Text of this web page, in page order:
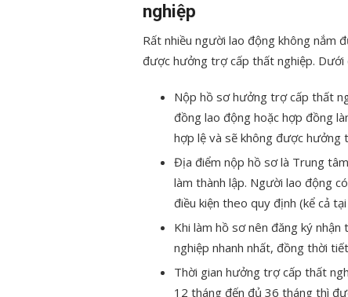
nghiệp
Rất nhiều người lao động không nắm
được hưởng trợ cấp thất nghiệp. Dưới
Nộp hồ sơ hưởng trợ cấp thất
đồng lao động hoặc hợp đồng
hợp lệ và sẽ không được hưởng
Địa điểm nộp hồ sơ là Trung
làm thành lập. Người lao động
điều kiện theo quy định (kể cả
Khi làm hồ sơ nên đăng ký
nghiệp nhanh nhất, đồng thời
Thời gian hưởng trợ cấp thất
12 tháng đến đủ 36 tháng thì